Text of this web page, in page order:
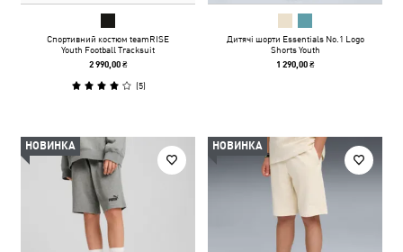
Спортивний костюм teamRISE
Youth Football Tracksuit
2 990,00 ₴
(5)
Дитячі шорти Essentials No.1 Logo
Shorts Youth
1 290,00 ₴
НОВИНКА НОВИНКА